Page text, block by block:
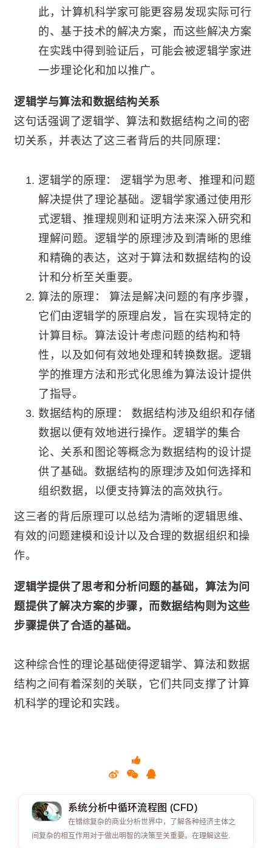
此，计算机科学家可能更容易发现实际可行
的、基于技术的解决方案，而这些解决方案
在实践中得到验证后，可能会被逻辑学家进
一步理论化和加以推广。
逻辑学与算法和数据结构关系
这句话强调了逻辑学、算法和数据结构之间的密
切关系，并表达了这三者背后的共同原理：
逻辑学的原理： 逻辑学为思考、推理和问题
解决提供了理论基础。逻辑学家通过使用形
式逻辑、推理规则和证明方法来深入研究和
理解问题。逻辑学的原理涉及到清晰的思维
和精确的表达，这对于算法和数据结构的设
计和分析至关重要。
算法的原理： 算法是解决问题的有序步骤，
它们由逻辑学的原理启发，旨在实现特定的
计算目标。算法设计考虑问题的结构和特
性，以及如何有效地处理和转换数据。逻辑
学的推理方法和形式化思维为算法设计提供
了指导。
数据结构的原理： 数据结构涉及组织和存储
数据以便有效地进行操作。逻辑学的集合
论、关系和图论等概念为数据结构的设计提
供了基础。数据结构的原理涉及如何选择和
组织数据，以便支持算法的高效执行。
这三者的背后原理可以总结为清晰的逻辑思维、
有效的问题建模和设计以及合理的数据组织和操
作。
逻辑学提供了思考和分析问题的基础，算法为问
题提供了解决方案的步骤，而数据结构则为这些
步骤提供了合适的基础。
这种综合性的理论基础使得逻辑学、算法和数据
结构之间有着深刻的关联，它们共同支撑了计算
机科学的理论和实践。
系统分析中循环流程图 (CFD)
在错综复杂的商业分析世界中，了解各种经济主体之
间复杂的相互作用对于做出明智的决策至关重要。在理解这些.